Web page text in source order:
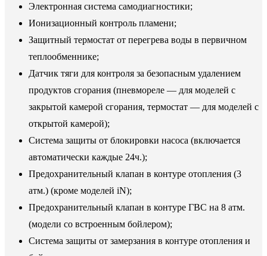
Электронная система самодиагностики;
Ионизационный контроль пламени;
Защитный термостат от перегрева воды в первичном
теплообменнике;
Датчик тяги для контроля за безопасным удалением
продуктов сгорания (пневмореле — для моделей с
закрытой камерой сгорания, термостат — для моделей с
открытой камерой);
Система защиты от блокировки насоса (включается
автоматически каждые 24ч.);
Предохранительный клапан в контуре отопления (3
атм.) (кроме моделей iN);
Предохранительный клапан в контуре ГВС на 8 атм.
(модели со встроенным бойлером);
Система защиты от замерзания в контуре отопления и